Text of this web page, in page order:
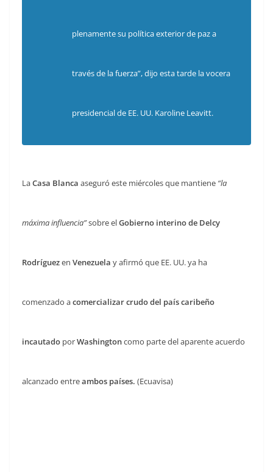
plenamente su política exterior de paz a
través de la fuerza”, dijo esta tarde la vocera
presidencial de EE. UU. Karoline Leavitt.
LaCasa Blanca aseguró este miércoles que mantiene “la
máxima influencia”sobre elGobierno interino de Delcy
Rodríguezen Venezuela y afirmó que EE. UU. ya ha
comenzado acomercializar crudo del país caribeño
incautado porWashingtoncomo parte del aparente acuerdo
alcanzado entreambos países. (Ecuavisa)